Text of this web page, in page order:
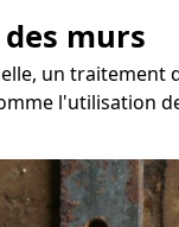
murs
un traitement
l'utilisation